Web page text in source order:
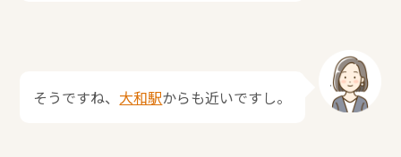
そうですね、 大和駅からも近いですし。